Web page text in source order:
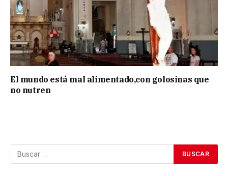
El mundo está mal alimentado,con golosinas que
no nutren